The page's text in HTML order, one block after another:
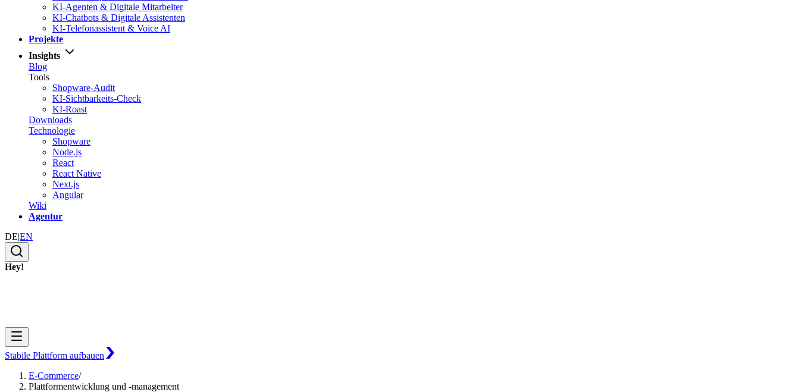
KI-Agenten & Digitale Mitarbeiter
KI-Chatbots & Digitale Assistenten
KI-Telefonassistent & Voice AI
Projekte
Insights
Blog
Tools
Shopware-Audit
KI-Sichtbarkeits-Check
KI-Roast
Downloads
Technologie
Shopware
Node.js
React
React Native
Next.js
Angular
Wiki
Agentur
DE|EN
Hey!
Stabile Plattform aufbauen
E-Commerce/
Plattformentwicklung und -management